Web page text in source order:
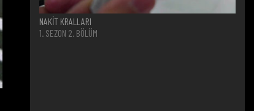
NAKİT KRALLARI
1. SEZON 2. BÖLÜM